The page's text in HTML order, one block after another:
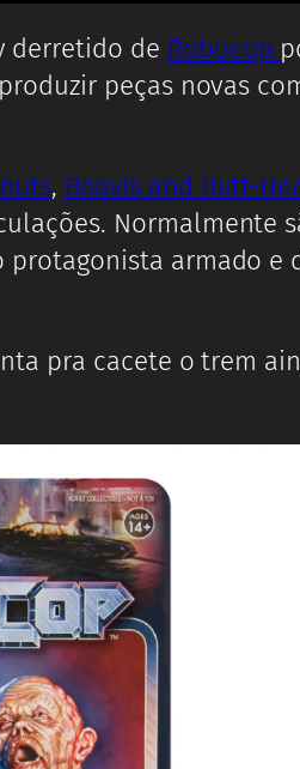
derretido de Robocop
peças novas
, Beavis and Butt-
Normalmente
protagonista armado
pra cacete o trem